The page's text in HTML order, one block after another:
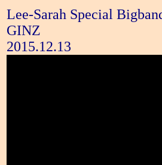
Lee-Sarah Special
GINZ
2015.12.13